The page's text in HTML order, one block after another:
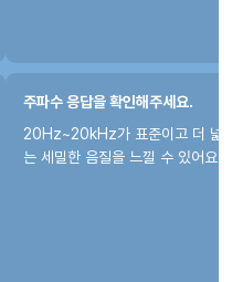
주파수 응답을 확인해주세요.
20Hz~20kHz가 표준이고 더 넓은
는 세밀한 음질을 느낄 수 있어요.